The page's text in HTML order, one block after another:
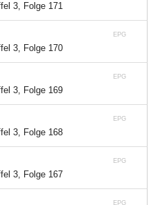
3, Folge 171
EPG
3, Folge 170
EPG
3, Folge 169
EPG
3, Folge 168
EPG
3, Folge 167
EPG